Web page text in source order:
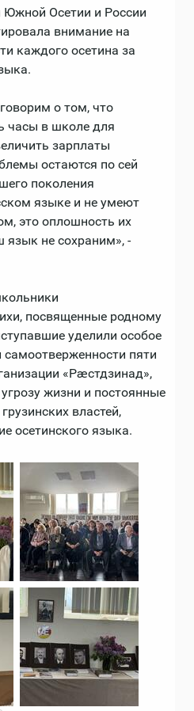
Южной Осетии и России
внимание на
каждого осетина за
о том, что
часы в школе для
зарплаты
остаются по сей
поколения
языке и не умеют
это оплошность их
язык не сохраним», -
посвященные родному
уделили особое
пяти
«Рæстдзинад»,
жизни и постоянные
властей,
осетинского языка.